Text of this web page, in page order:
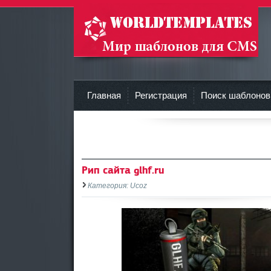
Шаблоны DLE 10.1, DLE 10.0, DLE 9.x, русские
Главная Регистрация Поиск шаблонов
Рип сайта glhf.ru
Категория: Ucoz